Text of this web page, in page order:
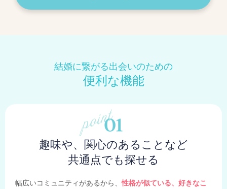
結婚に繋がる出会いのための
便利な機能
趣味や、関心のあることなど
共通点でも探せる
幅広いコミュニティがあるから、性格が似ている、好きなこ